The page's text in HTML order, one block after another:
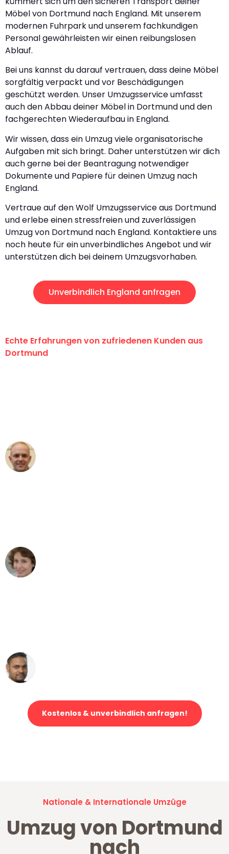
Möbel von Dortmund nach England. Mit unserem
modernen Fuhrpark und unserem fachkundigen
Personal gewährleisten wir einen reibungslosen
Ablauf.
Bei uns kannst du darauf vertrauen, dass deine Möbel
sorgfältig verpackt und vor Beschädigungen
geschützt werden. Unser Umzugsservice umfasst
auch den Abbau deiner Möbel in Dortmund und den
fachgerechten Wiederaufbau in England.
Wir wissen, dass ein Umzug viele organisatorische
Aufgaben mit sich bringt. Daher unterstützen wir dich
auch gerne bei der Beantragung notwendiger
Dokumente und Papiere für deinen Umzug nach
England.
Vertraue auf den Wolf Umzugsservice aus Dortmund
und erlebe einen stressfreien und zuverlässigen
Umzug von Dortmund nach England. Kontaktiere uns
noch heute für ein unverbindliches Angebot und wir
unterstützen dich bei deinem Umzugsvorhaben.
Unverbindlich England anfragen
Echte Erfahrungen von zufriedenen Kunden aus
Dortmund
Kostenlos & unverbindlich anfragen!
Nationale & Internationale Umzüge
Umzug von Dortmund
nach